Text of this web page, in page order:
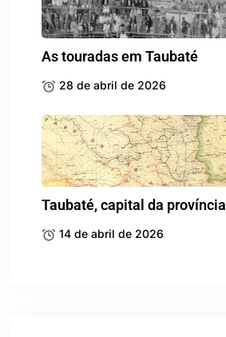
As touradas em Taubaté
28 de abril de 2026
Taubaté, capital da província
14 de abril de 2026